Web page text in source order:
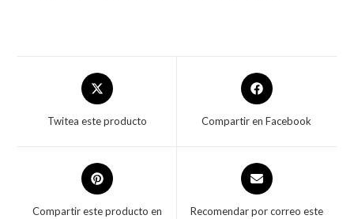
Twitea este producto Compartir en Facebook
Compartir este producto en
Recomendar por correo este